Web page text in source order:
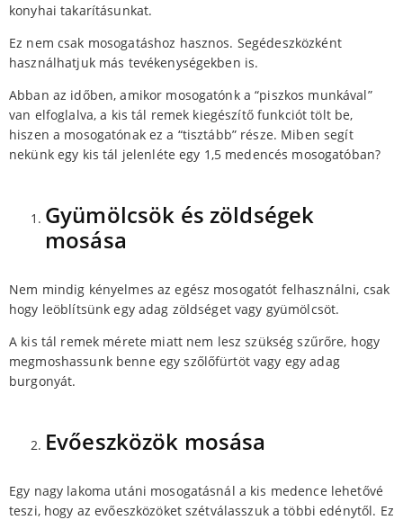
konyhai takarításunkat.
Ez nem csak mosogatáshoz hasznos. Segédeszközként
használhatjuk más tevékenységekben is.
Abban az időben, amikor mosogatónk a “piszkos munkával”
van elfoglalva, a kis tál remek kiegészítő funkciót tölt be,
hiszen a mosogatónak ez a “tisztább” része. Miben segít
nekünk egy kis tál jelenléte egy 1,5 medencés mosogatóban?
Gyümölcsök és zöldségek
mosása
Nem mindig kényelmes az egész mosogatót felhasználni, csak
hogy leöblítsünk egy adag zöldséget vagy gyümölcsöt.
A kis tál remek mérete miatt nem lesz szükség szűrőre, hogy
megmoshassunk benne egy szőlőfürtöt vagy egy adag
burgonyát.
Evőeszközök mosása
Egy nagy lakoma utáni mosogatásnál a kis medence lehetővé
teszi, hogy az evőeszközöket szétválasszuk a többi edénytől. Ez